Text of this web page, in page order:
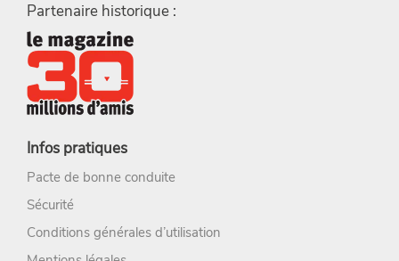
Partenaire historique :
Infos pratiques
Pacte de bonne conduite
Sécurité
Conditions générales d’utilisation